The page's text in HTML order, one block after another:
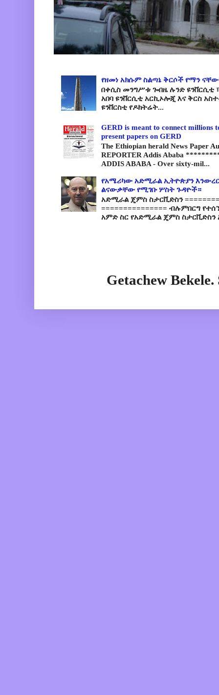
የዘመነ አክሱም ስልጣኔ ቅርሶች የማን
በቀሲስ መንግሥቱ ጐበዜ ሉንድ ዩንቨርሲቲ
አበባ ዩንቨርሲቲ አርኪኦሎጂ እና ቅርስ
ዩንቨርስቲ የዶክትሬት...
GERD is meant to connect millions
present papers on GERD
The Ethiopian herald News Paper
REPORTER Addis Ababa
ADDIS ABABA - Over sixty-mil...
የአሜሪካው አድሚራል ኢትዮጵያን
ልናውቃቸው የሚገቡ ሦስት ጉዳዮች።
አድሚራል ጄምስ ስታርቪድስን
=============== ብሉምበርግ
አምድ ስር የአድሚራል ጄምስ ስታርቪድስን
Getachew